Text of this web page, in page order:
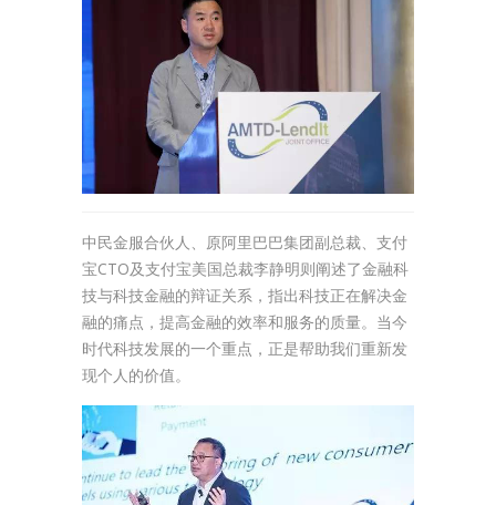
中民金服合伙人、原阿里巴巴集团副总裁、支付
宝CTO及支付宝美国总裁李静明则阐述了金融科
技与科技金融的辩证关系，指出科技正在解决金
融的痛点，提高金融的效率和服务的质量。当今
时代科技发展的一个重点，正是帮助我们重新发
现个人的价值。